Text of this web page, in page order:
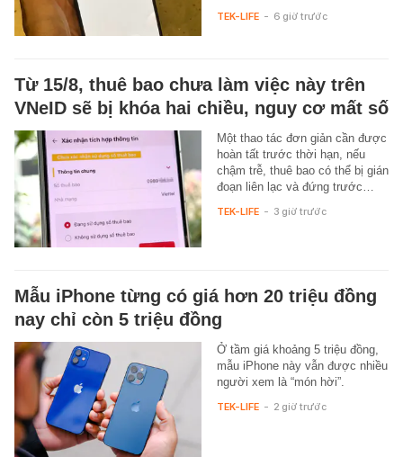
TEK-LIFE - 6 giờ trước
Từ 15/8, thuê bao chưa làm việc này trên
VNeID sẽ bị khóa hai chiều, nguy cơ mất số
Một thao tác đơn giản cần được
hoàn tất trước thời hạn, nếu
chậm trễ, thuê bao có thể bị gián
đoạn liên lạc và đứng trước…
TEK-LIFE - 3 giờ trước
Mẫu iPhone từng có giá hơn 20 triệu đồng
nay chỉ còn 5 triệu đồng
Ở tầm giá khoảng 5 triệu đồng,
mẫu iPhone này vẫn được nhiều
người xem là “món hời”.
TEK-LIFE - 2 giờ trước